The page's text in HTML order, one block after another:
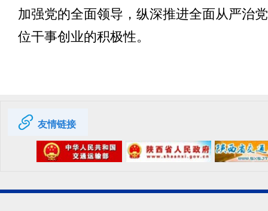
加强党的全面领导，纵深推进全面从严治
位干事创业的积极性。
友情链接